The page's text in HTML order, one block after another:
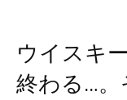
ウイスキ
終わる…。